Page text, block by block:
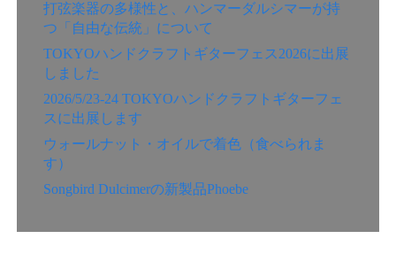
打弦楽器の多様性と、ハンマーダルシマーが持
つ「自由な伝統」について
TOKYOハンドクラフトギターフェス2026に出展
しました
2026/5/23-24 TOKYOハンドクラフトギターフェ
スに出展します
ウォールナット・オイルで着色（食べられま
す）
Songbird Dulcimerの新製品Phoebe